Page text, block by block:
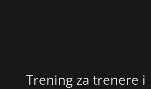
Trening za trenere i